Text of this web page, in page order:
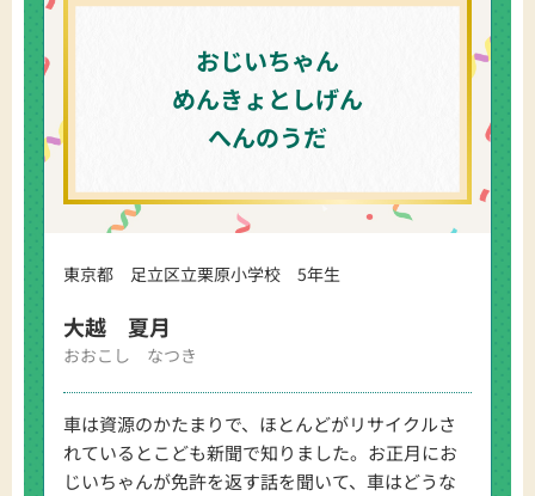
おじいちゃん
めんきょとしげん
へんのうだ
東京都 足立区立栗原小学校 5年生
大越 夏月
おおこし なつき
車は資源のかたまりで、ほとんどがリサイクルさ
れているとこども新聞で知りました。お正月にお
じいちゃんが免許を返す話を聞いて、車はどうな